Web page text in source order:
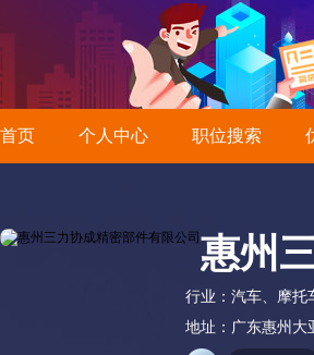
首页 个人中心 职位搜索
惠州
行业： 汽车、摩托
地址： 广东惠州大